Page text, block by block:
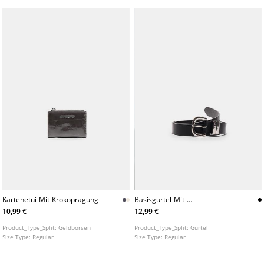
Kartenetui-Mit-Krokopragung
10,99 €
Product_Type_Split:Geldbörsen
Size Type: Regular
Basisgurtel-Mit-
Gehammerter-Schnalle
12,99 €
Product_Type_Split:Gürtel
Size Type: Regular